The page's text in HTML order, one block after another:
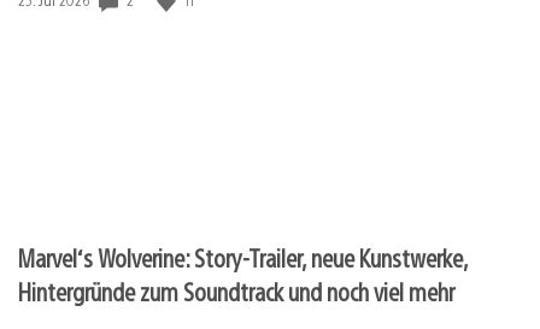
Marvel‘s Wolverine: Story-Trailer, neue Kunstwerke,
Hintergründe zum Soundtrack und noch viel mehr